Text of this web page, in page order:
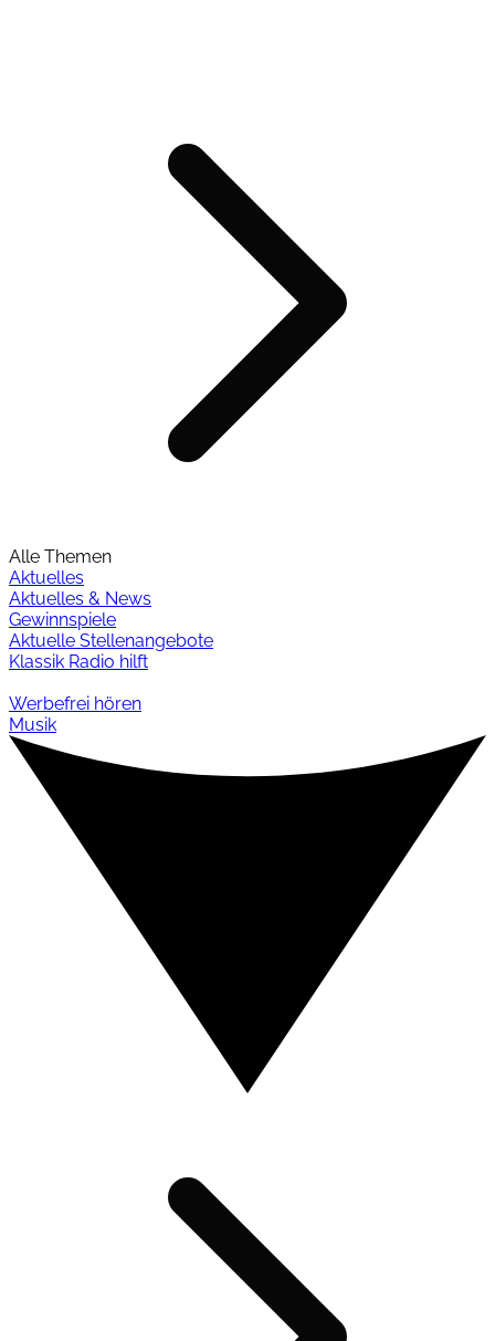
Alle Themen
Aktuelles
Aktuelles & News
Gewinnspiele
Aktuelle Stellenangebote
Klassik Radio hilft
Werbefrei hören
Musik